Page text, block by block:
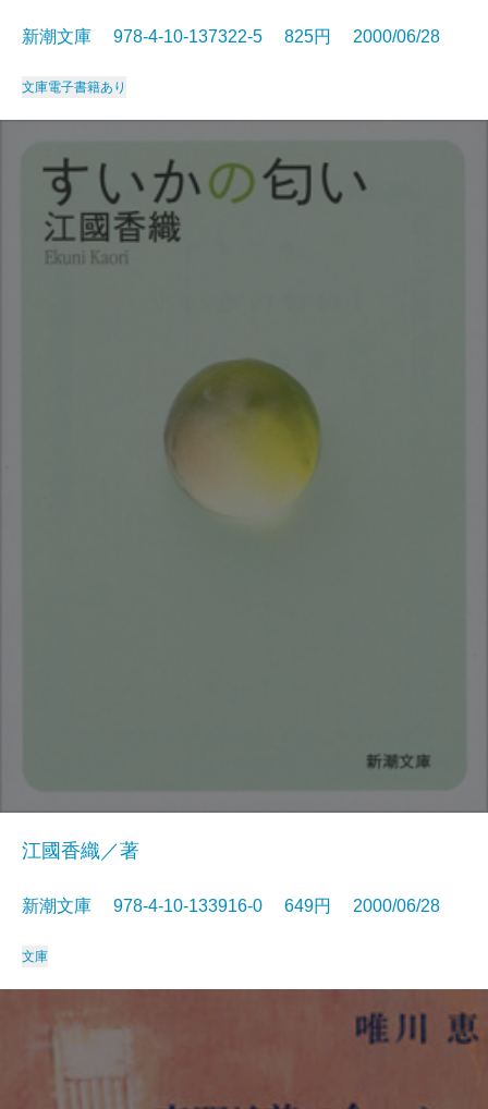
新潮文庫 978-4-10-137322-5 825円 2000/06/28
文庫電子書籍あり
江國香織／著
新潮文庫 978-4-10-133916-0 649円 2000/06/28
文庫